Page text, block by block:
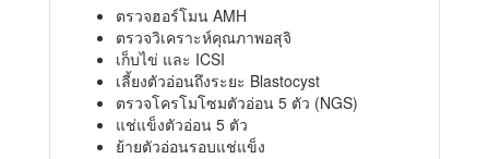
ตรวจฮอร์โมน AMH
ตรวจวิเคราะห์คุณภาพอสุจิ
เก็บไข่ และ ICSI
เลี้ยงตัวอ่อนถึงระยะ Blastocyst
ตรวจโครโมโซมตัวอ่อน 5 ตัว (NGS)
แช่แข็งตัวอ่อน 5 ตัว
ย้ายตัวอ่อนรอบแช่แข็ง